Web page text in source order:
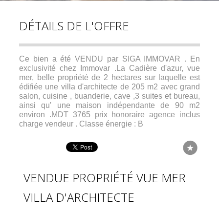
DÉTAILS DE L'OFFRE
Ce bien a été VENDU par SIGA IMMOVAR . En
exclusivité chez Immovar .La Cadière d'azur, vue
mer, belle propriété de 2 hectares sur laquelle est
édifiée une villa d'architecte de 205 m2 avec grand
salon, cuisine , buanderie, cave ,3 suites et bureau,
ainsi qu' une maison indépendante de 90 m2
environ .MDT 3765 prix honoraire agence inclus
charge vendeur . Classe énergie : B
VENDUE PROPRIÉTÉ VUE MER
VILLA D'ARCHITECTE